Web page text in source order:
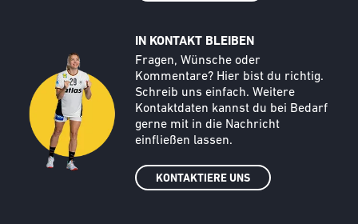
Call to action image
IN KONTAKT BLEIBEN
Text
Fragen, Wünsche oder
Kommentare? Hier bist du richtig.
Schreib uns einfach. Weitere
Kontaktdaten kannst du bei Bedarf
gerne mit in die Nachricht
einfließen lassen.
KONTAKTIERE UNS